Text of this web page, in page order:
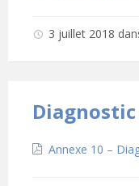
3 juillet 2018
Annexe 10 –